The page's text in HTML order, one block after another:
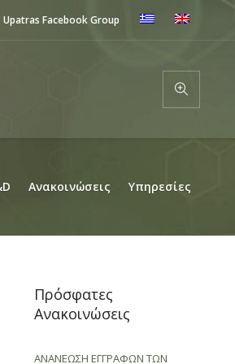
Upatras Facebook Group
Ανακοινώσεις Υπηρεσίες
Πρόσφατες
Ανακοινώσεις
ΑΝΑΝΕΩΣΗ ΕΓΓΡΑΦΩΝ ΤΩΝ